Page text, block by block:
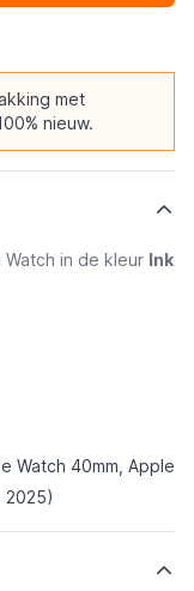
met
nieuw.
in de kleur Ink
Watch 40mm, Apple
2025)